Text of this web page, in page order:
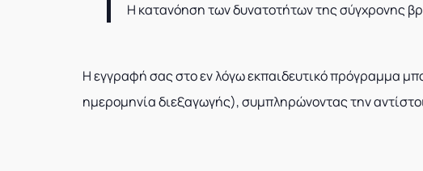
Η κατανόηση των δυνατοτήτων της σύγχρονης
Η εγγραφή σας στο εν λόγω εκπαιδευτικό πρόγραμμα
ημερομηνία διεξαγωγής), συμπληρώνοντας την